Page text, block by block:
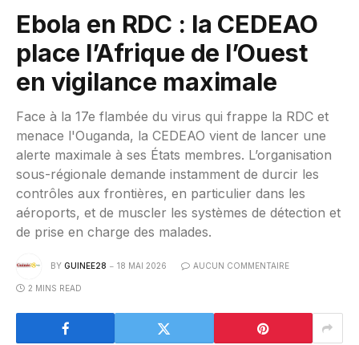
Ebola en RDC : la CEDEAO
place l’Afrique de l’Ouest
en vigilance maximale
Face à la 17e flambée du virus qui frappe la RDC et
menace l'Ouganda, la CEDEAO vient de lancer une
alerte maximale à ses États membres. L’organisation
sous-régionale demande instamment de durcir les
contrôles aux frontières, en particulier dans les
aéroports, et de muscler les systèmes de détection et
de prise en charge des malades.
BY GUINEE28 18 MAI 2026 AUCUN COMMENTAIRE
2 MINS READ